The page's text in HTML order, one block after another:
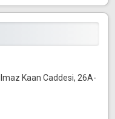
Kaan Caddesi, 26A-